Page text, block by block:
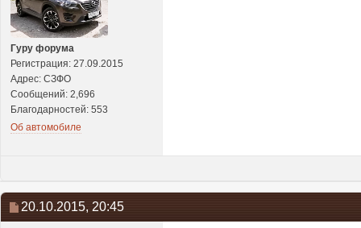
Гуру форума
Регистрация: 27.09.2015
Адрес: CЗФО
Сообщений: 2,696
Благодарностей: 553
Об автомобиле
20.10.2015, 20:45